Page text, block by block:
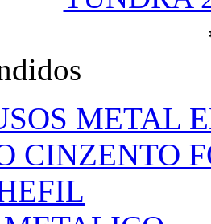
METAL
CINZENTO